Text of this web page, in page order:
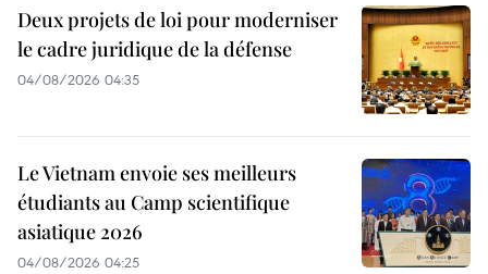
Deux projets de loi pour moderniser
le cadre juridique de la défense
04/08/2026 04:35
Le Vietnam envoie ses meilleurs
étudiants au Camp scientifique
asiatique 2026
04/08/2026 04:25